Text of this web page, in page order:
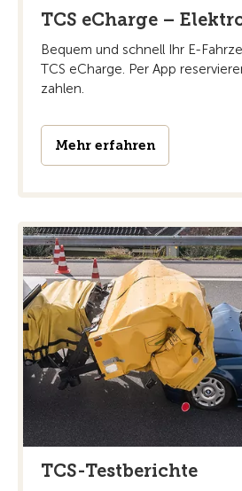
TCS eCharge –
Bequem und schnell Ihr E-
TCS eCharge. Per App
zahlen.
Mehr erfahren
TCS-Testberichte